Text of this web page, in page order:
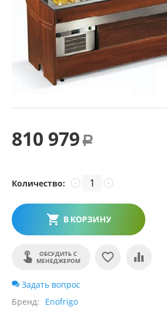
810 979 Р
Количество: +
−
В КОРЗИНУ
ОБСУДИТЬ С
МЕНЕДЖЕРОМ
Задать вопрос
Бренд
Enofrigo